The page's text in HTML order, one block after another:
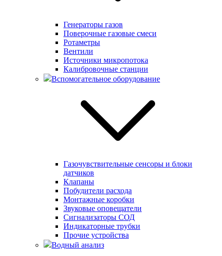
Генераторы газов
Поверочные газовые смеси
Ротаметры
Вентили
Источники микропотока
Калибровочные станции
Вспомогательное оборудование
Газочувствительные сенсоры и блоки
датчиков
Клапаны
Побудители расхода
Монтажные коробки
Звуковые оповещатели
Сигнализаторы СОД
Индикаторные трубки
Прочие устройства
Водный анализ